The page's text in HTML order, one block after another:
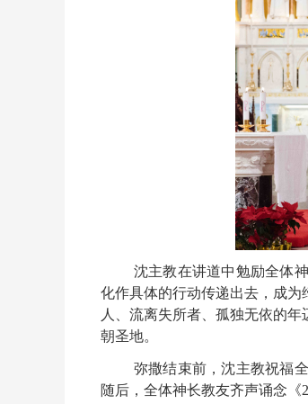
沈主教在讲道中勉励全体
化作具体的行动传递出去，成
人、流离失所者、孤独无依的
朝圣地。
弥撒结束前，沈主教祝福
随后，全体神长教友齐声诵念《